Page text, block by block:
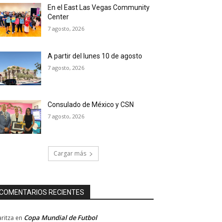
En el East Las Vegas Community
Center
7 agosto, 2026
A partir del lunes 10 de agosto
7 agosto, 2026
Consulado de México y CSN
7 agosto, 2026
Cargar más
RECIENTES
en Copa Mundial de Futbol